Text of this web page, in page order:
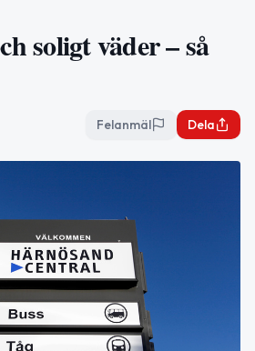
soligt väder – så
Felanmäl Dela